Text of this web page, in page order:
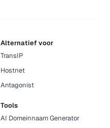
Alternatief voor
TransIP
Hostnet
Antagonist
Tools
AI Domeinnaam Generator